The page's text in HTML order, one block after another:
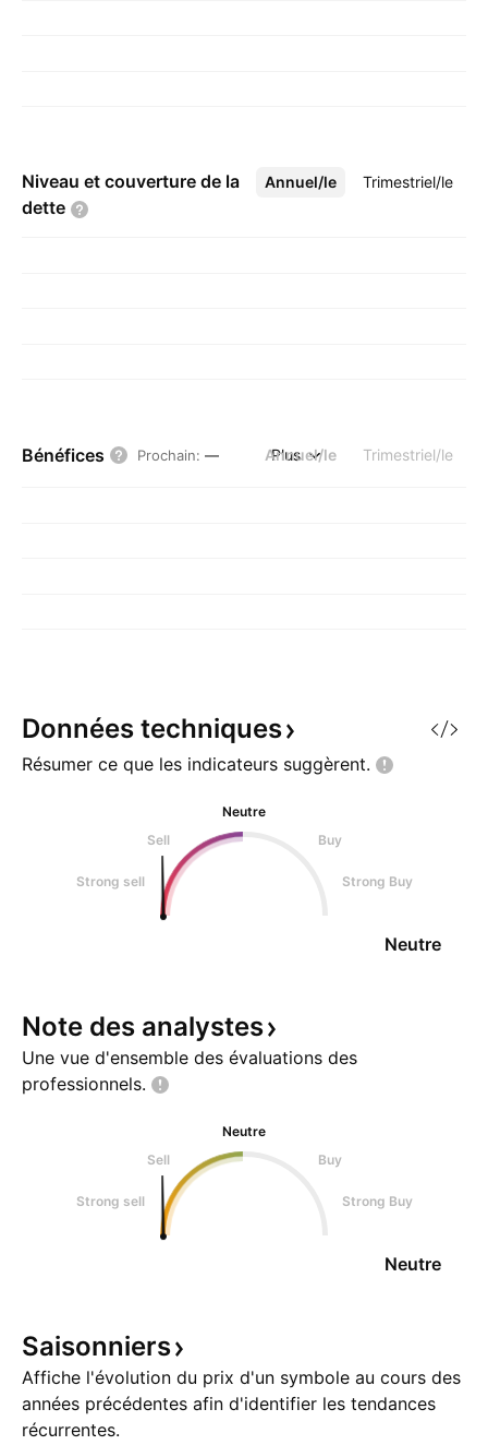
Niveau et couverture de la
dette
Annuel/le Trimestriel/le
Plus
Bénéfices Prochain: — Annuel/le Trimestriel/le
Plus
Données techniques
Résumer ce que les indicateurs suggèrent.
Neutre
Sell
Buy
Strong sell Strong Buy
Neutre
Note des analystes
Une vue d'ensemble des évaluations des
professionnels.
Neutre
Sell
Buy
Strong sell Strong Buy
Neutre
Saisonniers
Affiche l'évolution du prix d'un symbole au cours des
années précédentes afin d'identifier les tendances
récurrentes.